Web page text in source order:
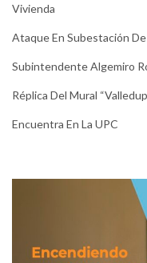
Vivienda
Ataque En Subestación De
Subintendente Algemiro
Réplica Del Mural
Encuentra En La UPC